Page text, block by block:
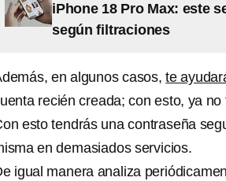
iPhone 18 Pro Max: este
según filtraciones
en algunos casos,te
recién creada; con esto, ya
esto tendrás una contraseña
en demasiados servicios.
igual manera analiza